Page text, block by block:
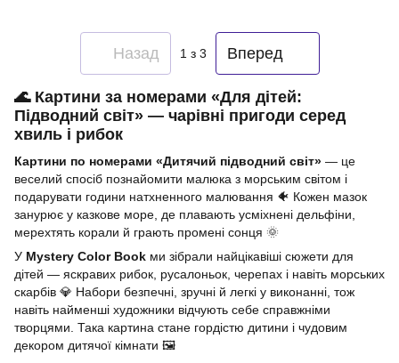
Назад 1з 3 Вперед
🌊 Картини за номерами «Для дітей:
Підводний світ» — чарівні пригоди серед
хвиль і рибок
Картини по номерами «Дитячий підводний світ» — це
веселий спосіб познайомити малюка з морським світом і
подарувати години натхненного малювання 🐠 Кожен мазок
занурює у казкове море, де плавають усміхнені дельфіни,
мерехтять корали й грають промені сонця 🌞
У Mystery Color Book ми зібрали найцікавіші сюжети для
дітей — яскравих рибок, русалоньок, черепах і навіть морських
скарбів 💎 Набори безпечні, зручні й легкі у виконанні, тож
навіть найменші художники відчують себе справжніми
творцями. Така картина стане гордістю дитини і чудовим
декором дитячої кімнати 🖼